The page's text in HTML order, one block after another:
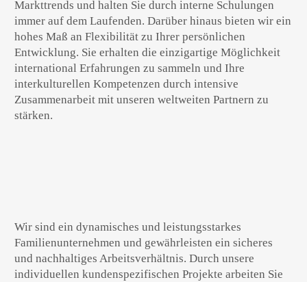
Markttrends und halten Sie durch interne Schulungen
immer auf dem Laufenden. Darüber hinaus bieten wir ein
hohes Maß an Flexibilität zu Ihrer persönlichen
Entwicklung. Sie erhalten die einzigartige Möglichkeit
international Erfahrungen zu sammeln und Ihre
interkulturellen Kompetenzen durch intensive
Zusammenarbeit mit unseren weltweiten Partnern zu
stärken.
Wir sind ein dynamisches und leistungsstarkes
Familienunternehmen und gewährleisten ein sicheres
und nachhaltiges Arbeitsverhältnis. Durch unsere
individuellen kundenspezifischen Projekte arbeiten Sie